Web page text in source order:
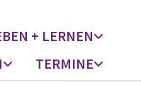
+ LERNEN
TERMINE